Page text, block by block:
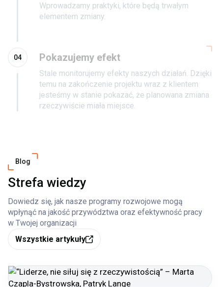
Wprowadzamy praktyki, które będą trwałym
elementem zmiany.
04 Pokazujemy efekt
Stale monitorujemy efekty naszych działań. Dzięki
temu na zakończenie projektu wraz z klientem
jesteśmy w stanie pokazać, że planowana zmiana
rzeczywiście miała miejsce.
Blog
Strefa wiedzy
Dowiedz się, jak nasze programy rozwojowe mogą
wpłynąć na jakość przywództwa oraz efektywność pracy
w Twojej organizacji
Wszystkie artykuły